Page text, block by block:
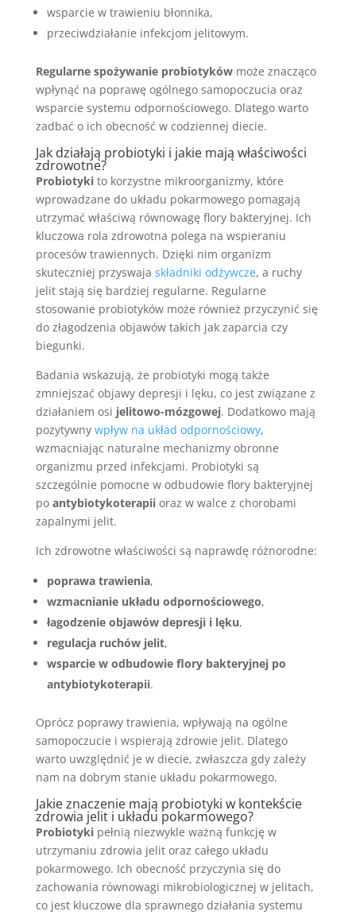
wsparcie w trawieniu błonnika,
przeciwdziałanie infekcjom jelitowym.
Regularne spożywanie probiotykówmoże znacząco
wpłynąć na poprawę ogólnego samopoczucia oraz
wsparcie systemu odpornościowego. Dlatego warto
zadbać o ich obecność w codziennej diecie.
Jak działają probiotyki i jakie mają właściwości
zdrowotne?
Probiotykito korzystne mikroorganizmy, które
wprowadzane do układu pokarmowego pomagają
utrzymać właściwą równowagę flory bakteryjnej. Ich
kluczowa rola zdrowotna polega na wspieraniu
procesów trawiennych. Dzięki nim organizm
skuteczniej przyswaja składniki odżywcze, a ruchy
jelit stają się bardziej regularne. Regularne
stosowanie probiotyków może również przyczynić się
do złagodzenia objawów takich jak zaparcia czy
biegunki.
Badania wskazują, że probiotyki mogą także
zmniejszać objawy depresji i lęku, co jest związane z
działaniem osi jelitowo-mózgowej. Dodatkowo mają
pozytywny wpływ na układ odpornościowy,
wzmacniając naturalne mechanizmy obronne
organizmu przed infekcjami. Probiotyki są
szczególnie pomocne w odbudowie flory bakteryjnej
po antybiotykoterapiioraz w walce z chorobami
zapalnymi jelit.
Ich zdrowotne właściwości są naprawdę różnorodne:
poprawa trawienia,
wzmacnianie układu odpornościowego,
łagodzenie objawów depresji i lęku,
regulacja ruchów jelit,
wsparcie w odbudowie flory bakteryjnej po
antybiotykoterapii.
Oprócz poprawy trawienia, wpływają na ogólne
samopoczucie i wspierają zdrowie jelit. Dlatego
warto uwzględnić je w diecie, zwłaszcza gdy zależy
nam na dobrym stanie układu pokarmowego.
Jakie znaczenie mają probiotyki w kontekście
zdrowia jelit i układu pokarmowego?
Probiotykipełnią niezwykle ważną funkcję w
utrzymaniu zdrowia jelit oraz całego układu
pokarmowego. Ich obecność przyczynia się do
zachowania równowagi mikrobiologicznej w jelitach,
co jest kluczowe dla sprawnego działania systemu